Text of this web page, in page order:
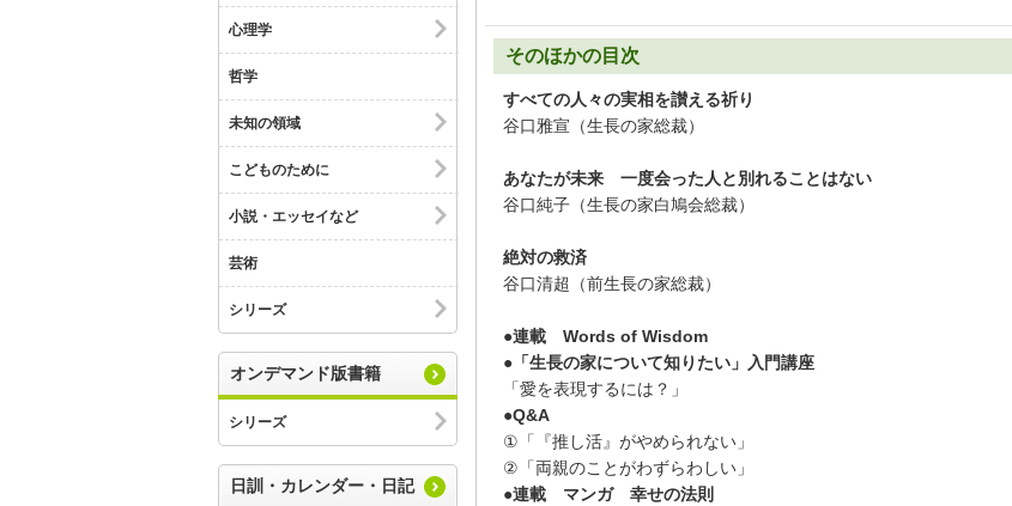
心理学
哲学
未知の領域
こどものために
小説・エッセイなど
芸術
シリーズ
オンデマンド版書籍
シリーズ
日訓・カレンダー・日記
そのほかの目次
すべての人々の実相を讃える祈り
谷口雅宣（生長の家総裁）
あなたが未来 一度会った人と別れることはない
谷口純子（生長の家白鳩会総裁）
絶対の救済
谷口清超（前生長の家総裁）
●連載 Words of Wisdom
●「生長の家について知りたい」入門講座
「愛を表現するには？」
●Q&A
①「『推し活』がやめられない」
②「両親のことがわずらわしい」
●連載 マンガ 幸せの法則